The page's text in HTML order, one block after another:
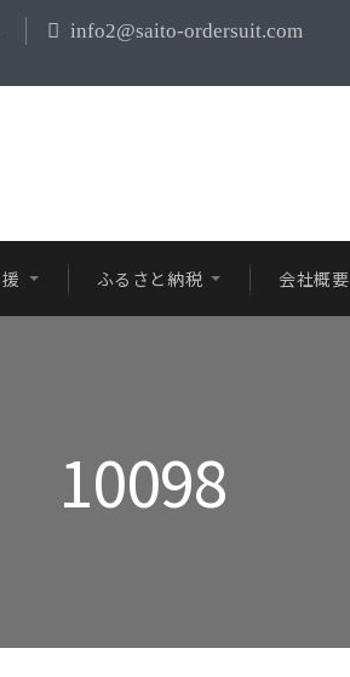
info2@saito-ordersuit.com
ふるさと納税 会社概要
10098